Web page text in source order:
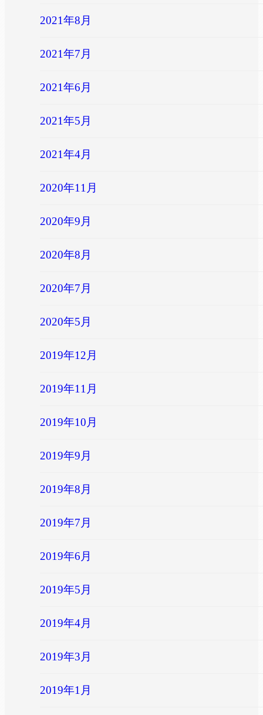
2021年8月
2021年7月
2021年6月
2021年5月
2021年4月
2020年11月
2020年9月
2020年8月
2020年7月
2020年5月
2019年12月
2019年11月
2019年10月
2019年9月
2019年8月
2019年7月
2019年6月
2019年5月
2019年4月
2019年3月
2019年1月